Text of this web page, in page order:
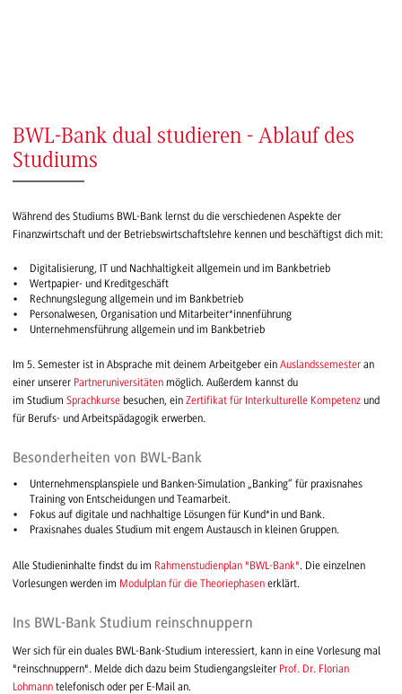
BWL-Bank dual studieren - Ablauf des
Studiums
Während des Studiums BWL-Bank lernst du die verschiedenen Aspekte der
Finanzwirtschaft und der Betriebswirtschaftslehre kennen und beschäftigst dich mit:
Digitalisierung, IT und Nachhaltigkeit allgemein und im Bankbetrieb
Wertpapier- und Kreditgeschäft
Rechnungslegung allgemein und im Bankbetrieb
Personalwesen, Organisation und Mitarbeiter*innenführung
Unternehmensführung allgemein und im Bankbetrieb
Im 5. Semester ist in Absprache mit deinem Arbeitgeber ein Auslandssemester an
einer unserer Partneruniversitäten möglich. Außerdem kannst du
im Studium Sprachkurse besuchen, ein Zertifikat für Interkulturelle Kompetenz und
für Berufs- und Arbeitspädagogik erwerben.
Besonderheiten von BWL-Bank
Unternehmensplanspiele und Banken-Simulation „Banking“ für praxisnahes
Training von Entscheidungen und Teamarbeit.
Fokus auf digitale und nachhaltige Lösungen für Kund*in und Bank.
Praxisnahes duales Studium mit engem Austausch in kleinen Gruppen.
Alle Studieninhalte findst du im Rahmenstudienplan "BWL-Bank". Die einzelnen
Vorlesungen werden im Modulplan für die Theoriephasen erklärt.
Ins BWL-Bank Studium reinschnuppern
Wer sich für ein duales BWL-Bank-Studium interessiert, kann in eine Vorlesung mal
"reinschnuppern". Melde dich dazu beim Studiengangsleiter Prof. Dr. Florian
Lohmann telefonisch oder per E-Mail an.